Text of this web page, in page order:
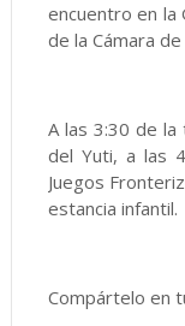
encuentro en la
de la Cámara
A las 3:30 de la
del Yuti, a las
Juegos
estancia infantil.
Compártelo en